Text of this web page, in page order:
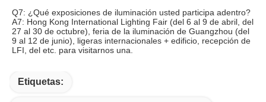
Q7: ¿Qué exposiciones de iluminación usted participa adentro?
A7: Hong Kong International Lighting Fair (del 6 al 9 de abril, del
27 al 30 de octubre), feria de la iluminación de Guangzhou (del
9 al 12 de junio), ligeras internacionales + edificio, recepción de
LFI, del etc. para visitarnos una.
Etiquetas: